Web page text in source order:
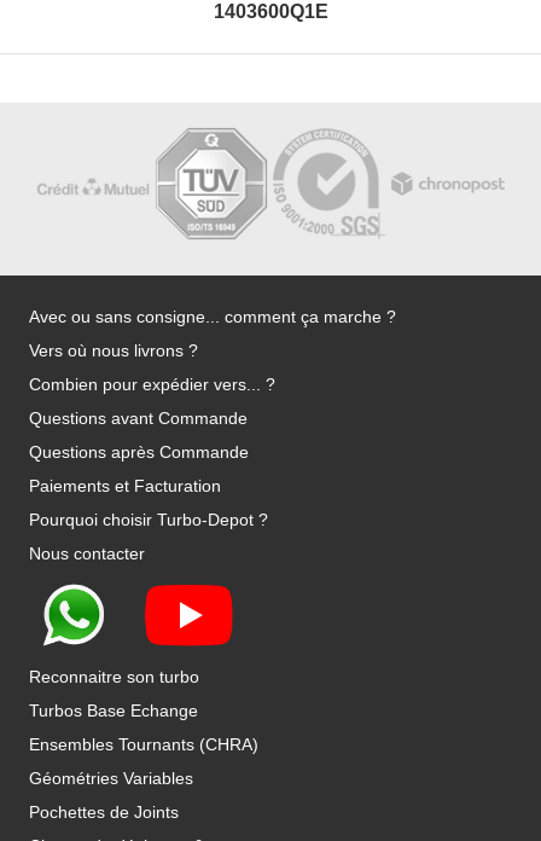
1403600Q1E
Avec ou sans consigne... comment ça marche ?
Vers où nous livrons ?
Combien pour expédier vers... ?
Questions avant Commande
Questions après Commande
Paiements et Facturation
Pourquoi choisir Turbo-Depot ?
Nous contacter
Reconnaitre son turbo
Turbos Base Echange
Ensembles Tournants (CHRA)
Géométries Variables
Pochettes de Joints